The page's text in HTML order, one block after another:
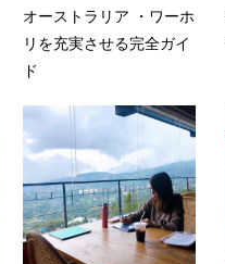
オーストラリア ・ワーホ
リを充実させる完全ガイ
ド